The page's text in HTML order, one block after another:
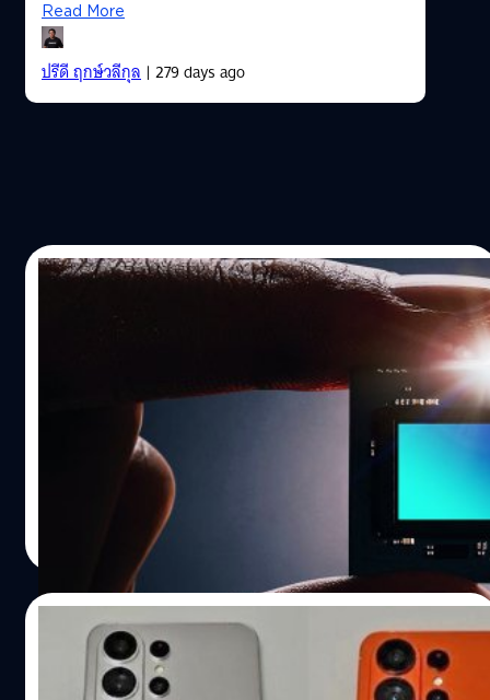
Read More
ปรีดี ฤกษ์วลีกุล| 279 days ago
27/10/2025
เผยสเปกเซนเซอร์ภาพ Sony LYT-910 : ขนาด
เกือบ 1 นิ้ว, ความละเอียด 200 ล้านพิกเซล, ติด
ตั้งในเรือธงปี 2026
Sony LTY-910 เป็นเซนเซอร์ภาพ (สำหรับสมาร์ตโฟน) รุ่นแรก
ของแบรนด์ที่มีความละเอียดสูงถึง 200 ล้านพิกเซล และอาจ
เป็บคู่แข่งกับ Samsung ISOCELL HP2
| 285 days ago
จริงหรือ? ภาพหลุดเครื่องดัมมี Samsung